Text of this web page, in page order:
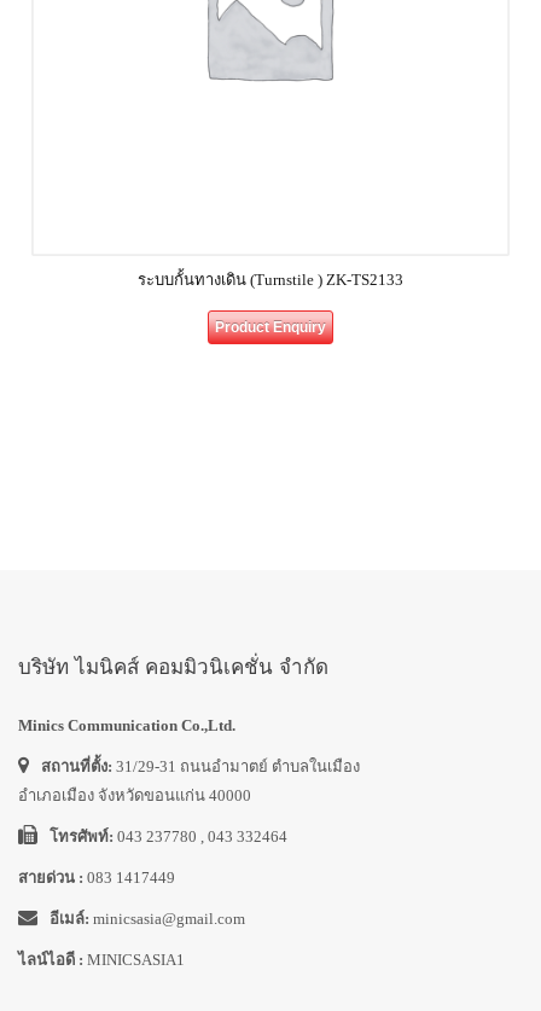
ระบบกั้นทางเดิน (Turnstile ) ZK-TS2133
Product Enquiry
บริษัท ไมนิคส์ คอมมิวนิเคชั่น จำกัด
Minics Communication Co.,Ltd.
สถานที่ตั้ง: 31/29-31 ถนนอำมาตย์ ตำบลในเมือง
อำเภอเมือง จังหวัดขอนแก่น 40000
โทรศัพท์: 043 237780 , 043 332464
สายด่วน : 083 1417449
อีเมล์: minicsasia@gmail.com
ไลน์ไอดี : MINICSASIA1